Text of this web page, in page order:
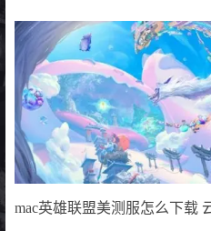
mac英雄联盟美测服怎么下载